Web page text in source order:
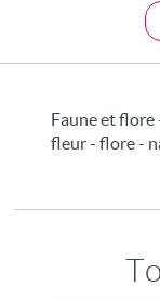
Faune et flore
fleur - flore -